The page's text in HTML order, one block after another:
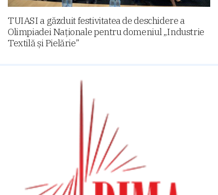
TUIASI a găzduit festivitatea de deschidere a
Olimpiadei Naționale pentru domeniul „Industrie
Textilă și Pielărie”